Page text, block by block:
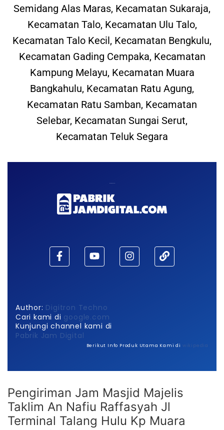
Semidang Alas Maras, Kecamatan Sukaraja,
Kecamatan Talo, Kecamatan Ulu Talo,
Kecamatan Talo Kecil, Kecamatan Bengkulu,
Kecamatan Gading Cempaka, Kecamatan
Kampung Melayu, Kecamatan Muara
Bangkahulu, Kecamatan Ratu Agung,
Kecamatan Ratu Samban, Kecamatan
Selebar, Kecamatan Sungai Serut,
Kecamatan Teluk Segara
Author: Digitron Techno
Cari kami di google.com
Kunjungi channel kami di
Pabrik Jam Digital
Berikut Info Produk Utama Kami di wikipedia
Pengiriman Jam Masjid Majelis
Taklim An Nafiu Raffasyah Jl
Terminal Talang Hulu Kp Muara